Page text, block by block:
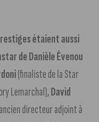
étaient aussi
de Danièle Évenou
(finaliste de la Star
Lemarchal),David
ancien directeur adjoint à